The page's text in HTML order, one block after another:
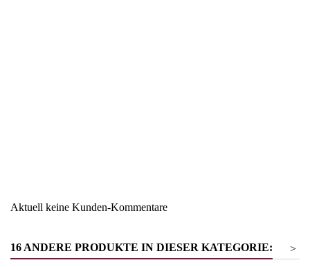
Aktuell keine Kunden-Kommentare
16 ANDERE PRODUKTE IN DIESER KATEGORIE:
>